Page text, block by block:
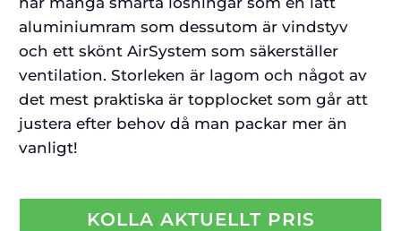
aluminiumram som dessutom är vindstyv
och ett skönt AirSystem som säkerställer
ventilation. Storleken är lagom och något av
det mest praktiska är topplocket som går att
justera efter behov då man packar mer än
vanligt!
KOLLA AKTUELLT PRIS